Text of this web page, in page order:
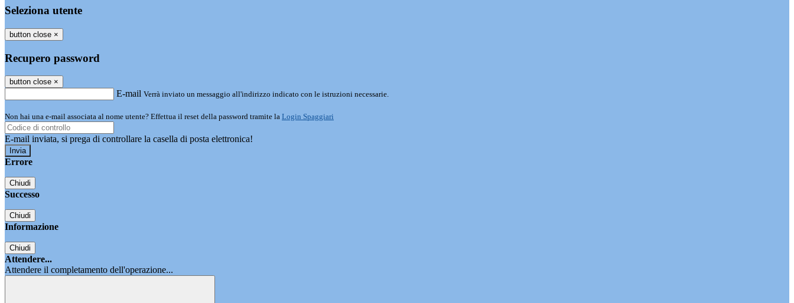
Seleziona utente
button close ×
Recupero password
button close ×
E-mail Verrà inviato un messaggio all'indirizzo indicato con le istruzioni necessarie.
Non hai una e-mail associata al nome utente? Effettua il reset della password tramite la Login Spaggiari
E-mail inviata, si prega di controllare la casella di posta elettronica!
Errore
Chiudi
Successo
Chiudi
Informazione
Chiudi
Attendere...
Attendere il completamento dell'operazione...